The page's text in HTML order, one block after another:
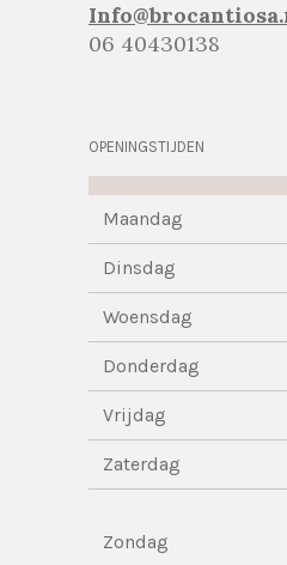
06 40430138
OPENINGSTIJDEN
Maandag
Dinsdag
Woensdag
Donderdag
Vrijdag
Zaterdag
Zondag